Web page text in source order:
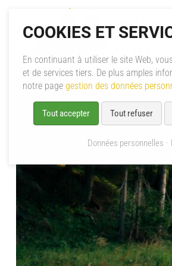
COOKIES ET
En continuant à utiliser le site Web,
et de services tiers. De plus amples
notre page gestion des données
Tout accepter Tout refuser
Données personnelles